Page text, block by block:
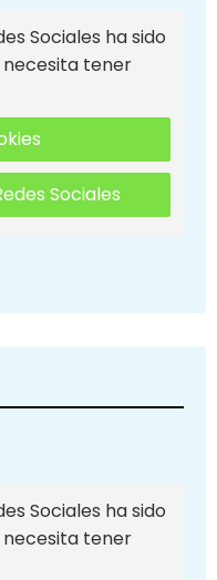
Sociales ha sido
necesita tener
Sociales
Sociales ha sido
necesita tener